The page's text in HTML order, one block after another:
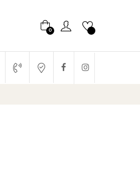
0